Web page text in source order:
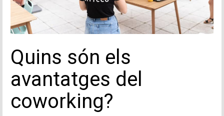
Quins són els
avantatges del
coworking?